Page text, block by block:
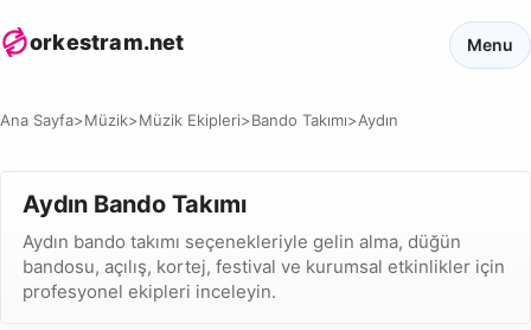
orkestram.net Menu
Ana Sayfa>Müzik>Müzik Ekipleri>Bando Takımı>Aydın
Aydın Bando Takımı
Aydın bando takımı seçenekleriyle gelin alma, düğün
bandosu, açılış, kortej, festival ve kurumsal etkinlikler için
profesyonel ekipleri inceleyin.